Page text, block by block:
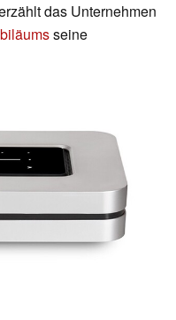
das Unternehmen
seine